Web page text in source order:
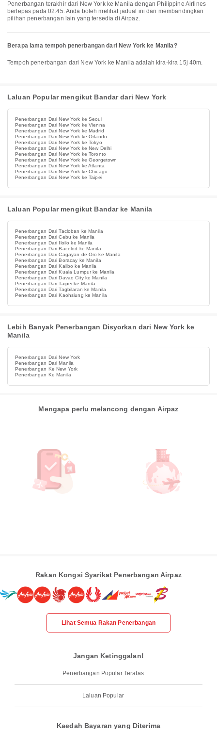
Penerbangan terakhir dari New York ke Manila dengan Philippine Airlines
berlepas pada 02:45. Anda boleh melihat jadual ini dan membandingkan
pilihan penerbangan lain yang tersedia di Airpaz.
Berapa lama tempoh penerbangan dari New York ke Manila?
Tempoh penerbangan dari New York ke Manila adalah kira-kira 15j 40m.
Laluan Popular mengikut Bandar dari New York
Penerbangan Dari New York ke Seoul
Penerbangan Dari New York ke Vienna
Penerbangan Dari New York ke Madrid
Penerbangan Dari New York ke Orlando
Penerbangan Dari New York ke Tokyo
Penerbangan Dari New York ke New Delhi
Penerbangan Dari New York ke Toronto
Penerbangan Dari New York ke Georgetown
Penerbangan Dari New York ke Atlanta
Penerbangan Dari New York ke Chicago
Penerbangan Dari New York ke Taipei
Laluan Popular mengikut Bandar ke Manila
Penerbangan Dari Tacloban ke Manila
Penerbangan Dari Cebu ke Manila
Penerbangan Dari Iloilo ke Manila
Penerbangan Dari Bacolod ke Manila
Penerbangan Dari Cagayan de Oro ke Manila
Penerbangan Dari Boracay ke Manila
Penerbangan Dari Kalibo ke Manila
Penerbangan Dari Kuala Lumpur ke Manila
Penerbangan Dari Davao City ke Manila
Penerbangan Dari Taipei ke Manila
Penerbangan Dari Tagbilaran ke Manila
Penerbangan Dari Kaohsiung ke Manila
Lebih Banyak Penerbangan Disyorkan dari New York ke
Manila
Penerbangan Dari New York
Penerbangan Dari Manila
Penerbangan Ke New York
Penerbangan Ke Manila
Mengapa perlu melancong dengan Airpaz
Rakan Kongsi Syarikat Penerbangan Airpaz
Lihat Semua Rakan Penerbangan
Jangan Ketinggalan!
Penerbangan Popular Teratas
Laluan Popular
Kaedah Bayaran yang Diterima